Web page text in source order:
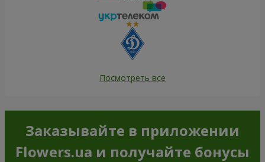
Посмотреть все
Заказывайте в приложении
Flowers.ua и получайте бонусы